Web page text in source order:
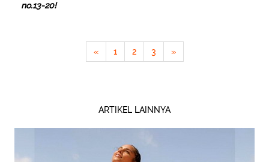
no.13-20!
« 1 2 3 »
ARTIKEL LAINNYA